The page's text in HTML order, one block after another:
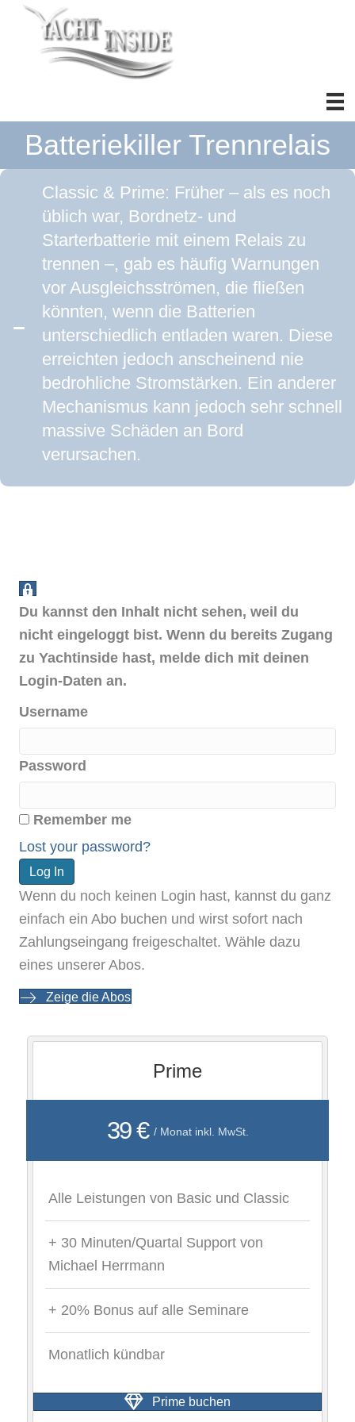
Batteriekiller Trennrelais
Classic & Prime: Früher – als es noch
üblich war, Bordnetz- und
Starterbatterie mit einem Relais zu
trennen –, gab es häufig Warnungen
vor Ausgleichsströmen, die fließen
könnten, wenn die Batterien
unterschiedlich entladen waren. Diese
erreichten jedoch anscheinend nie
bedrohliche Stromstärken. Ein anderer
Mechanismus kann jedoch sehr schnell
massive Schäden an Bord
verursachen.
Du kannst den Inhalt nicht sehen, weil du
nicht eingeloggt bist. Wenn du bereits Zugang
zu Yachtinside hast, melde dich mit deinen
Login-Daten an.
Username
Password
Remember me
Lost your password?
Wenn du noch keinen Login hast, kannst du ganz
einfach ein Abo buchen und wirst sofort nach
Zahlungseingang freigeschaltet. Wähle dazu
eines unserer Abos.
Zeige die Abos
Prime
39 € / Monat inkl. MwSt.
Alle Leistungen von Basic und Classic
+ 30 Minuten/Quartal Support von
Michael Herrmann
+ 20% Bonus auf alle Seminare
Monatlich kündbar
Prime buchen